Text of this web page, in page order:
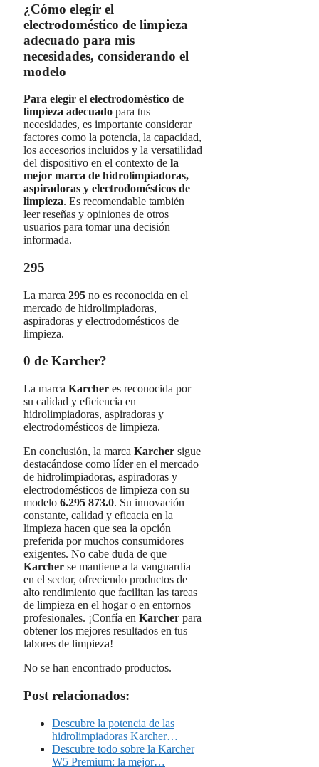
¿Cómo elegir el
electrodoméstico de limpieza
adecuado para mis
necesidades, considerando el
modelo
Para elegir el electrodoméstico de
limpieza adecuado para tus
necesidades, es importante considerar
factores como la potencia, la capacidad,
los accesorios incluidos y la versatilidad
del dispositivo en el contexto de la
mejor marca de hidrolimpiadoras,
aspiradoras y electrodomésticos de
limpieza. Es recomendable también
leer reseñas y opiniones de otros
usuarios para tomar una decisión
informada.
295
La marca 295 no es reconocida en el
mercado de hidrolimpiadoras,
aspiradoras y electrodomésticos de
limpieza.
0 de Karcher?
La marca Karcher es reconocida por
su calidad y eficiencia en
hidrolimpiadoras, aspiradoras y
electrodomésticos de limpieza.
En conclusión, la marca Karcher sigue
destacándose como líder en el mercado
de hidrolimpiadoras, aspiradoras y
electrodomésticos de limpieza con su
modelo 6.295 873.0. Su innovación
constante, calidad y eficacia en la
limpieza hacen que sea la opción
preferida por muchos consumidores
exigentes. No cabe duda de que
Karcher se mantiene a la vanguardia
en el sector, ofreciendo productos de
alto rendimiento que facilitan las tareas
de limpieza en el hogar o en entornos
profesionales. ¡Confía en Karcher para
obtener los mejores resultados en tus
labores de limpieza!
No se han encontrado productos.
Post relacionados:
Descubre la potencia de las
hidrolimpiadoras Karcher…
Descubre todo sobre la Karcher
W5 Premium: la mejor…